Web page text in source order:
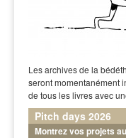
Les archives de la
seront momentanément
de tous les livres avec
Pitch days 2026
Montrez vos projets